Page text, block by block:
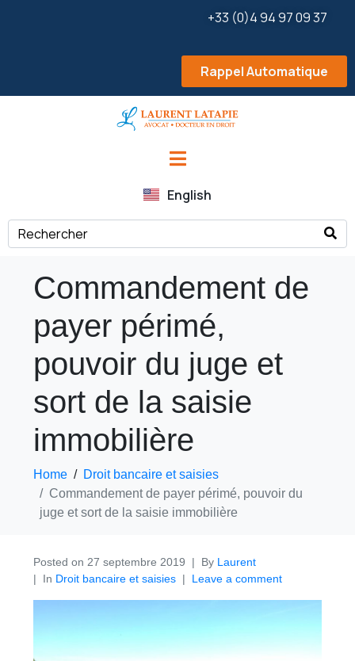
+33 (0)4 94 97 09 37
Rappel Automatique
English
Commandement de
payer périmé,
pouvoir du juge et
sort de la saisie
immobilière
Home
Droit bancaire et saisies
Commandement de payer périmé, pouvoir du
juge et sort de la saisie immobilière
Posted on 27 septembre 2019 By Laurent
In Droit bancaire et saisies Leave a comment